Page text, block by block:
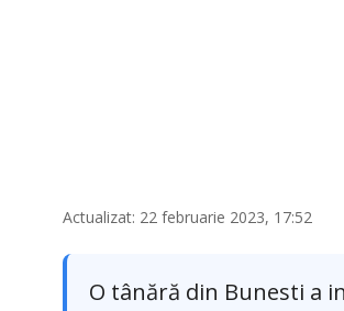
Actualizat: 22 februarie 2023, 17:52
O tânără din Bunesti a